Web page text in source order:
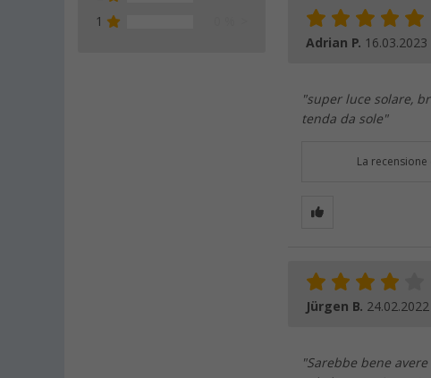
1
Adrian P. 16.03.2023
"super luce solare,
tenda da sole"
La
Jürgen B. 24.02.2022
"Sarebbe bene